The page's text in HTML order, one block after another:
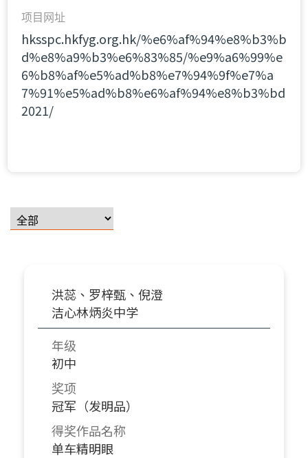
项目网址
hksspc.hkfyg.org.hk/%e6%af%94%e8%b3%b
d%e8%a9%b3%e6%83%85/%e9%a6%99%e
6%b8%af%e5%ad%b8%e7%94%9f%e7%a
7%91%e5%ad%b8%e6%af%94%e8%b3%bd
2021/
洪蕊、罗梓甄、倪澄
洁心林炳炎中学
年级
初中
奖项
冠军（发明品）
得奖作品名称
单车精明眼